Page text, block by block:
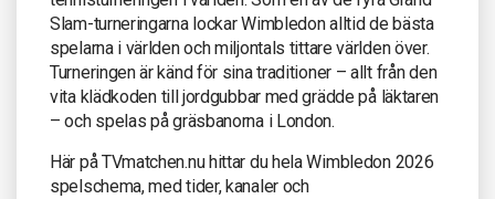
Slam-turneringarna lockar Wimbledon alltid de bästa
spelarna i världen och miljontals tittare världen över.
Turneringen är känd för sina traditioner – allt från den
vita klädkoden till jordgubbar med grädde på läktaren
– och spelas på gräsbanorna i London.
Här på TVmatchen.nu hittar du hela Wimbledon 2026
spelschema, med tider, kanaler och